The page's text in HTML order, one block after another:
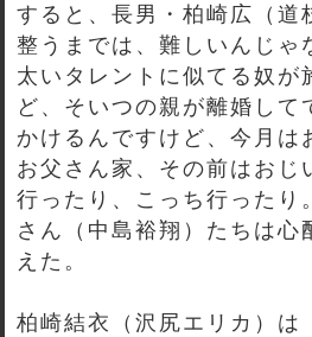
すると、長男・柏崎広（道
整うまでは、難しいんじゃ
太いタレントに似てる奴が
ど、そいつの親が離婚して
かけるんですけど、今月は
お父さん家、その前はおじ
行ったり、こっち行ったり
さん（中島裕翔）たちは心
えた。
柏崎結衣（沢尻エリカ）は